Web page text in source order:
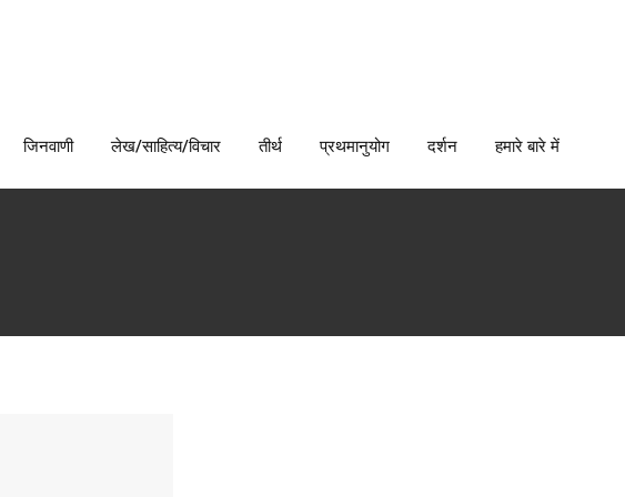
जिनवाणी लेख/साहित्य/विचार तीर्थ प्रथमानुयोग दर्शन हमारे बारे में